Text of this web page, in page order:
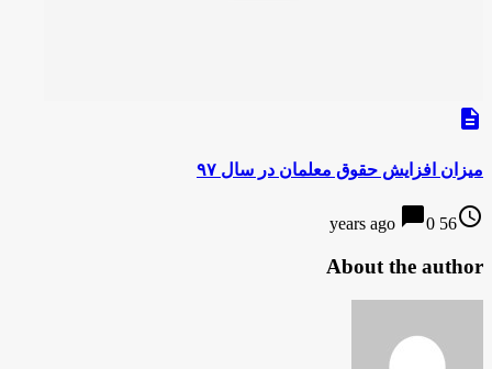
description
میزان افزایش حقوق معلمان در سال ۹۷
access_time
56 years ago
chat_bubble0
About the author